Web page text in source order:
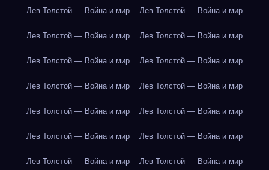
Лев Толстой — Война и мир Лев Толстой — Война и мир
Лев Толстой — Война и мир Лев Толстой — Война и мир
Лев Толстой — Война и мир Лев Толстой — Война и мир
Лев Толстой — Война и мир Лев Толстой — Война и мир
Лев Толстой — Война и мир Лев Толстой — Война и мир
Лев Толстой — Война и мир Лев Толстой — Война и мир
Лев Толстой — Война и мир Лев Толстой — Война и мир